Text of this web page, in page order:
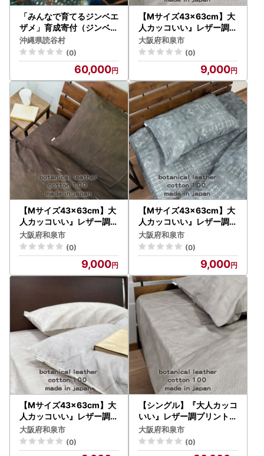
「みんなで育てるジンベエ
ザメ」育成寄付（ジンベエ
ザメシュノーケル利用券1
枚付き）
沖縄県読谷村
(0)
60,000
【Mサイズ43×63cm】大
人カッコいい』レザー調プ
リント綿100%まくらカバ
ー(カウレザー)【1645712
】
大阪府和泉市
(0)
9,000
【Mサイズ43×63cm】大
人カッコいい』レザー調プ
リント綿100%まくらカバ
ー(カウレザー)【1645714
】
大阪府和泉市
(0)
9,000
【Mサイズ43×63cm】大
人カッコいい』レザー調プ
リント綿100%まくらカバ
ー(クロコダイル)【16457
02】
大阪府和泉市
(0)
9,000
【Mサイズ43×63cm】大
人カッコいい』レザー調プ
リント綿100%まくらカバ
ー(クロコダイル)【16457
07】
大阪府和泉市
(0)
【シングル】『大人カッコ
いい』レザー調プリント綿
100%ボックスシーツ(カ
ウレザー)【1645638】
大阪府和泉市
(0)